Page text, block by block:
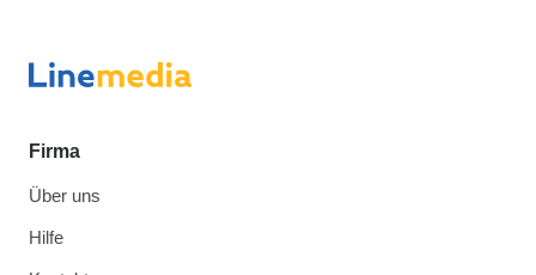
Firma
Über uns
Hilfe